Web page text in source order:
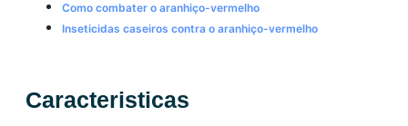
Como combater o aranhiço-vermelho
Inseticidas caseiros contra o aranhiço-vermelho
Caracteristicas